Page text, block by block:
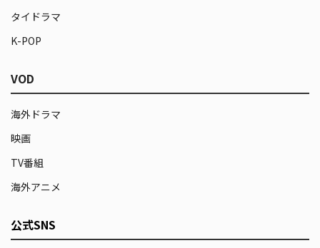
タイドラマ
K-POP
VOD
海外ドラマ
映画
TV番組
海外アニメ
公式SNS